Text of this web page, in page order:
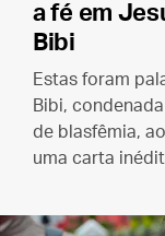
a fé em
Bibi
Estas foram
Bibi,
de blasfêmia,
uma carta